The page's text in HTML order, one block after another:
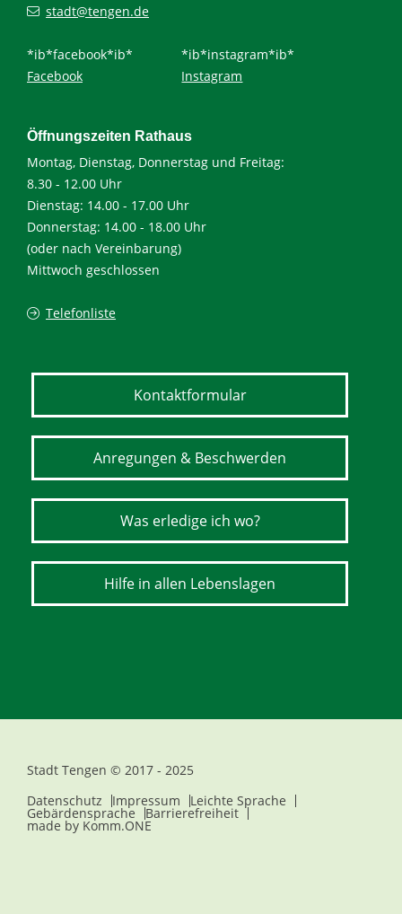
stadt@tengen.de
*ib*facebook*ib*
Facebook
*ib*instagram*ib*
Instagram
Öffnungszeiten Rathaus
Montag, Dienstag, Donnerstag und Freitag:
8.30 - 12.00 Uhr
Dienstag: 14.00 - 17.00 Uhr
Donnerstag: 14.00 - 18.00 Uhr
(oder nach Vereinbarung)
Mittwoch geschlossen
Telefonliste
Kontaktformular
Anregungen & Beschwerden
Was erledige ich wo?
Hilfe in allen Lebenslagen
Stadt Tengen © 2017 - 2025
Datenschutz
Impressum Leichte Sprache
Gebärdensprache Barrierefreiheit
made by Komm.ONE